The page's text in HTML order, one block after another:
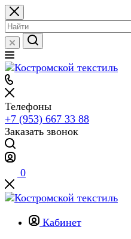
Телефоны
+7 (953) 667 33 88
Заказать звонок
0
Кабинет